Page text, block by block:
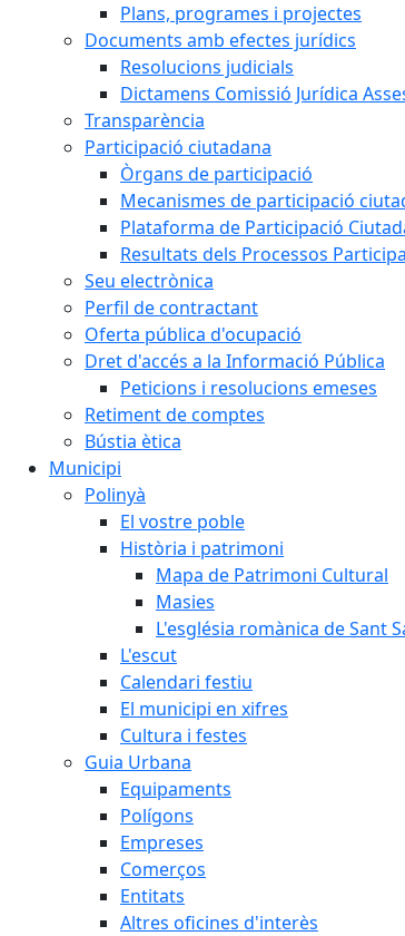
Plans, programes i projectes
Documents amb efectes jurídics
Resolucions judicials
Dictamens Comissió Jurídica
Transparència
Participació ciutadana
Òrgans de participació
Mecanismes de participació
Plataforma de Participació
Resultats dels Processos
Seu electrònica
Perfil de contractant
Oferta pública d'ocupació
Dret d'accés a la Informació Pública
Peticions i resolucions emeses
Retiment de comptes
Bústia ètica
Municipi
Polinyà
El vostre poble
Història i patrimoni
Mapa de Patrimoni Cultural
Masies
L'església romànica de Sant
L'escut
Calendari festiu
El municipi en xifres
Cultura i festes
Guia Urbana
Equipaments
Polígons
Empreses
Comerços
Entitats
Altres oficines d'interès